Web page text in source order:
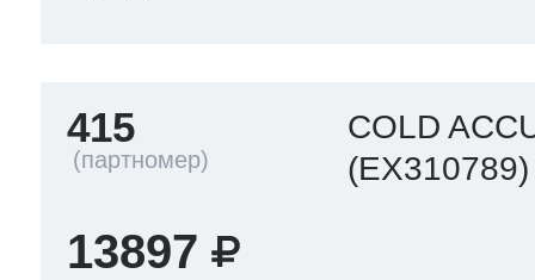
415
COLD
(EX310789)
13897